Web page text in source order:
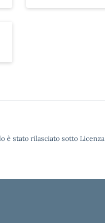
è stato rilasciato sotto Licenza